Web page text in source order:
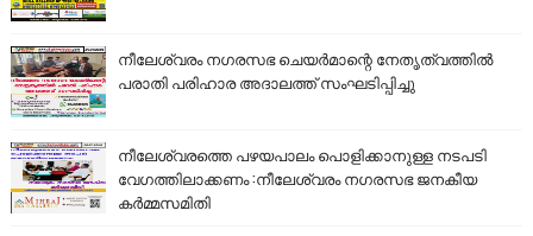
നീലേശ്വരം നഗരസഭ ചെയർമാന്റെ നേതൃത്വത്തിൽ
പരാതി പരിഹാര അദാലത്ത് സംഘടിപ്പിച്ചു
നീലേശ്വരത്തെ പഴയപാലം പൊളിക്കാനുള്ള നടപടി
വേഗത്തിലാക്കണം :നീലേശ്വരം നഗരസഭ ജനകീയ
കർമ്മസമിതി